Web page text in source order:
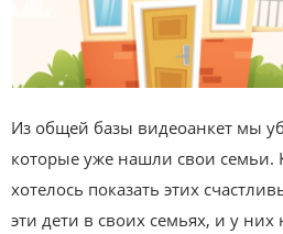
Из общей базы видеоанкет мы
которые уже нашли свои
хотелось показать этих
эти дети в своих семьях, и у них